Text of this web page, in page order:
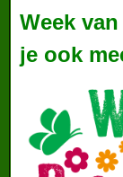
Week
je ook